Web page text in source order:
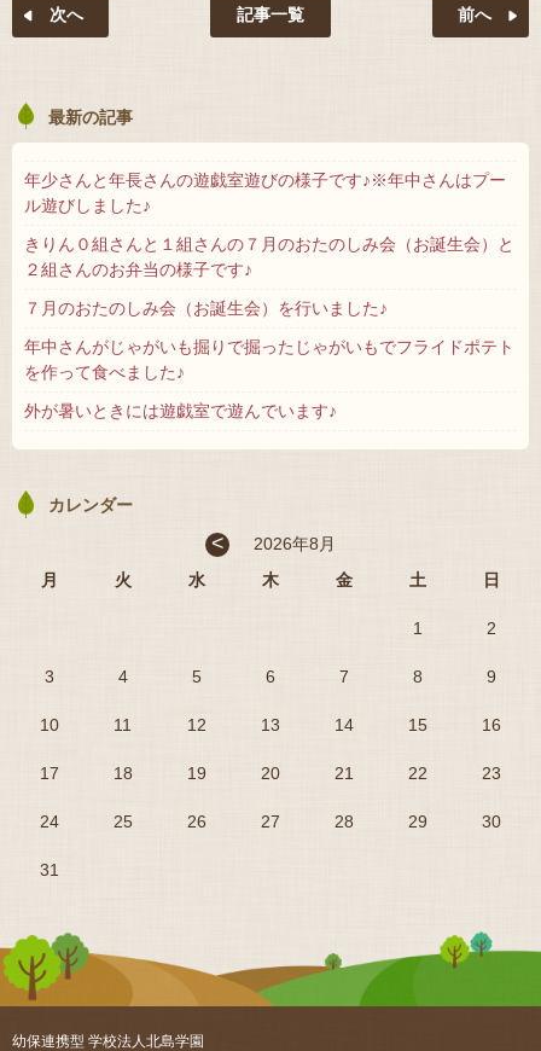
記事一覧
最新の記事
年少さんと年長さんの遊戯室遊びの様子です♪※年中さんはプー
ル遊びしました♪
きりん０組さんと１組さんの７月のおたのしみ会（お誕生会）と
２組さんのお弁当の様子です♪
７月のおたのしみ会（お誕生会）を行いました♪
年中さんがじゃがいも掘りで掘ったじゃがいもでフライドポテト
を作って食べました♪
外が暑いときには遊戯室で遊んでいます♪
カレンダー
<
2026年8月
月
火 水 木 金 土 日
1 2
3 4 5 6 7 8 9
10 11 12 13 14 15 16
17 18 19 20 21 22 23
24 25 26 27 28 29 30
31
幼保連携型 学校法人北島学園